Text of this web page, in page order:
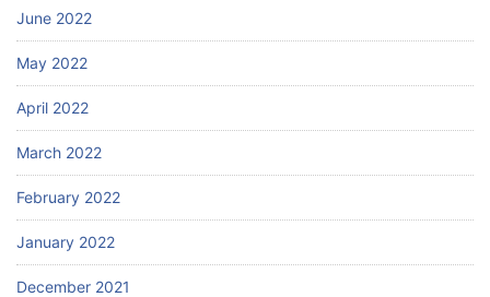
June 2022
May 2022
April 2022
March 2022
February 2022
January 2022
December 2021